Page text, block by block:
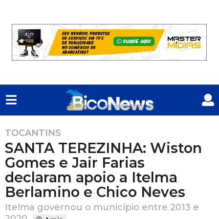
2
a
n
o
s
a
t
r
TOCANTINS
SANTA TEREZINHA: Wiston
Gomes e Jair Farias
declaram apoio a Itelma
Berlamino e Chico Neves
Itelma governou o município entre 2013 e